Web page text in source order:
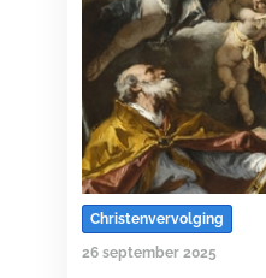
Christenvervolging
26 september 2025